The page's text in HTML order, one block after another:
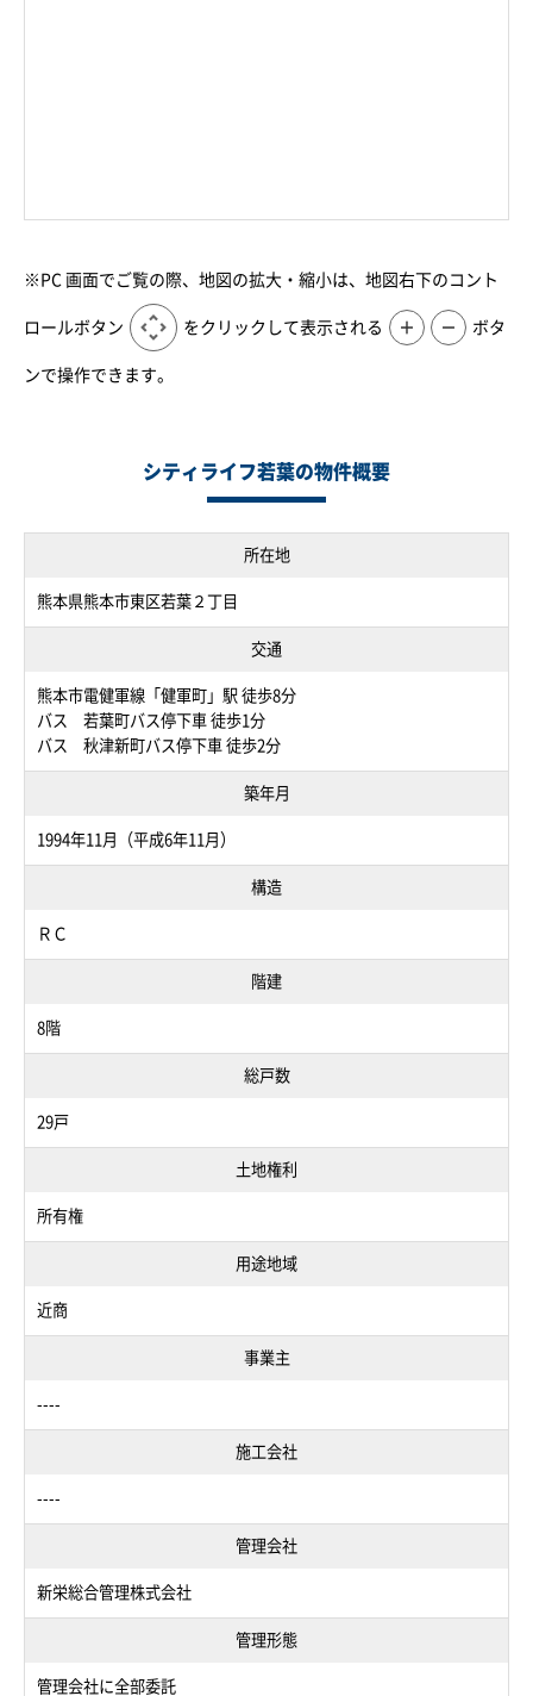
※PC 画面でご覧の際、地図の拡大・縮小は、地図右下のコント
ロールボタン をクリックして表示される ＋ － ボタ
ンで操作できます。
シティライフ若葉の物件概要
所在地
熊本県熊本市東区若葉２丁目
交通
熊本市電健軍線「健軍町」駅 徒歩8分
バス 若葉町バス停下車 徒歩1分
バス 秋津新町バス停下車 徒歩2分
築年月
1994年11月（平成6年11月）
構造
ＲＣ
階建
8階
総戸数
29戸
土地権利
所有権
用途地域
近商
事業主
----
施工会社
----
管理会社
新栄総合管理株式会社
管理形態
管理会社に全部委託